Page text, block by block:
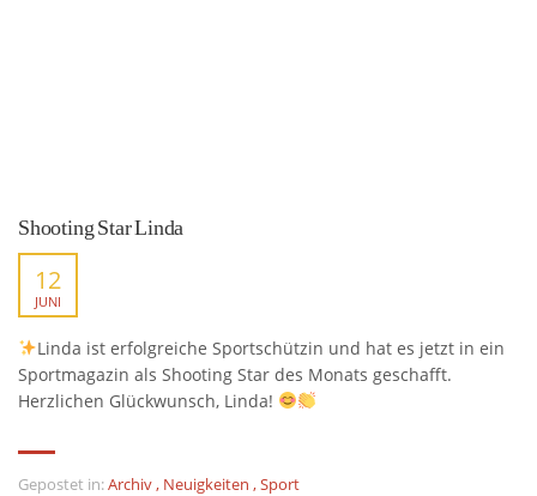
Shooting Star Linda
12
JUNI
Linda ist erfolgreiche Sportschützin und hat es jetzt in ein
Sportmagazin als Shooting Star des Monats geschafft.
Herzlichen Glückwunsch, Linda!
Gepostet in:Archiv, Neuigkeiten ,Sport